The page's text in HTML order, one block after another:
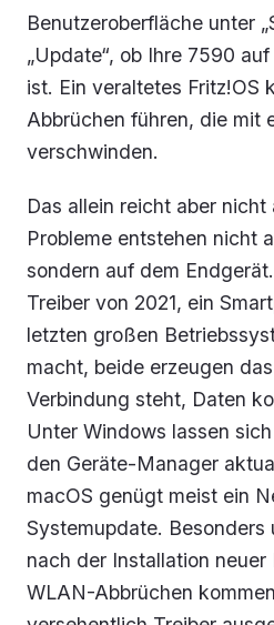
Benutzeroberfläche unter
„Update“, ob Ihre 7590
ist. Ein veraltetes Fritz!OS
Abbrüchen führen, die mit
verschwinden.
Das allein reicht aber
Probleme entstehen nicht
sondern auf dem
Treiber von 2021, ein
letzten großen
macht, beide erzeugen
Verbindung steht, Daten
Unter Windows lassen
den Geräte-Manager
macOS genügt meist ein
Systemupdate. Besonders
nach der Installation neuer
WLAN-Abbrüchen